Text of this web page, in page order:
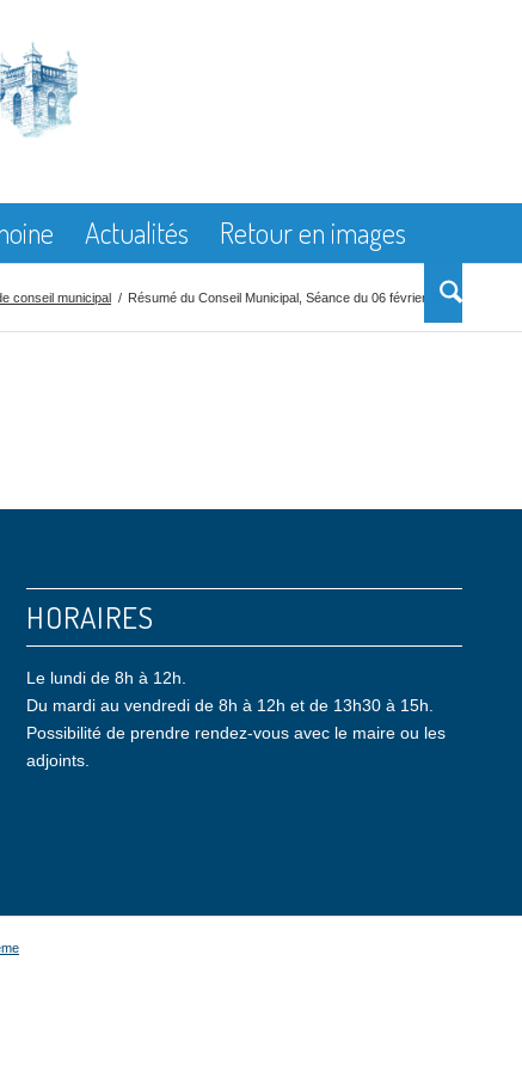
Actualités
Retour en images
conseil municipal / Résumé du Conseil Municipal, Séance du 06 février 2014
HORAIRES
Le lundi de 8h à 12h.
Du mardi au vendredi de 8h à 12h et de 13h30 à 15h.
Possibilité de prendre rendez-vous avec le maire ou les
adjoints.